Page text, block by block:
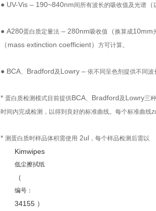
● UV-Vis – 190~840nm间所有波长的吸收值及光谱 （
● A280蛋白质定量法 – 280nm吸收值 （换算成10mm
（mass extinction coefficient） 方可计算。
● BCA、 Bradford及 Lowry – 依不同呈色剂提供不同
* 蛋白质检测模式目前提供BCA、 Bradford及 Lowry三
时间内完成检测，以得到良好的标准曲线。每个标准曲
* 测蛋白质时样品体积需使用 2ul ，每个样品检测后需以
Kimwipes
低尘擦拭纸
（
编号：
34155 ）